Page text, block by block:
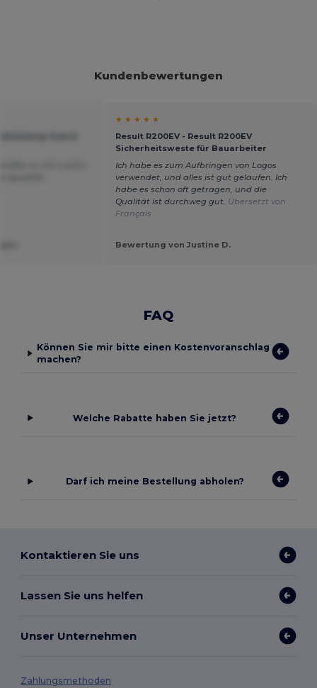
Kundenbewertungen
★ ★ ★ ★ ★
Result R200EV - Result R200EV
Sicherheitsweste für Bauarbeiter
Ich habe es zum Aufbringen von Logos
verwendet, und alles ist gut gelaufen. Ich
habe es schon oft getragen, und die
Qualität ist durchweg gut. Übersetzt von
Français
Bewertung von Justine D.
FAQ
Können Sie mir bitte einen Kostenvoranschlag
machen?
Welche Rabatte haben Sie jetzt?
Darf ich meine Bestellung abholen?
Kontaktieren Sie uns
Lassen Sie uns helfen
Unser Unternehmen
Zahlungsmethoden